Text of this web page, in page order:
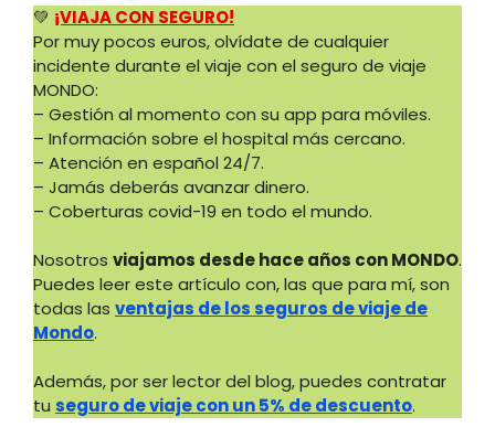
💚 ¡VIAJA CON SEGURO!
Por muy pocos euros, olvídate de cualquier
incidente durante el viaje con el seguro de viaje
MONDO:
– Gestión al momento con su app para móviles.
– Información sobre el hospital más cercano.
– Atención en español 24/7.
– Jamás deberás avanzar dinero.
– Coberturas covid-19 en todo el mundo.
Nosotros viajamos desde hace años con MONDO.
Puedes leer este artículo con, las que para mí, son
todas las ventajas de los seguros de viaje de
Mondo.
Además, por ser lector del blog, puedes contratar
tu seguro de viaje con un 5% de descuento.